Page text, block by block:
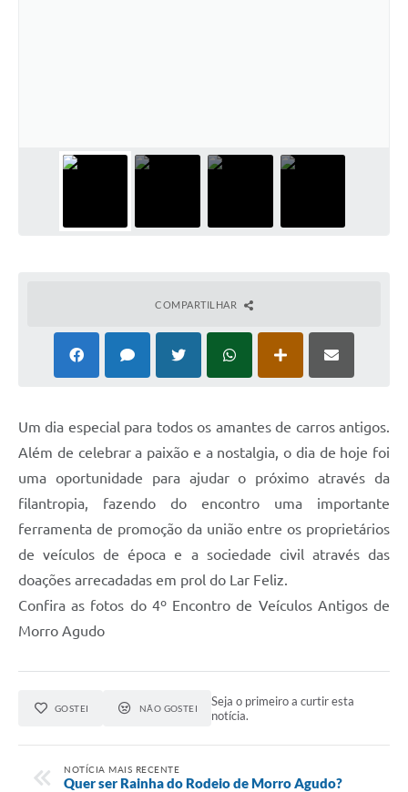
COMPARTILHAR
Um dia especial para todos os amantes de carros antigos.
Além de celebrar a paixão e a nostalgia, o dia de hoje foi
uma oportunidade para ajudar o próximo através da
filantropia, fazendo do encontro uma importante
ferramenta de promoção da união entre os proprietários
de veículos de época e a sociedade civil através das
doações arrecadadas em prol do Lar Feliz.
Confira as fotos do 4º Encontro de Veículos Antigos de
Morro Agudo
GOSTEI NÃO GOSTEI
Seja o primeiro a curtir esta
notícia.
NOTÍCIA MAIS RECENTE
Quer ser Rainha do Rodeio de Morro Agudo?